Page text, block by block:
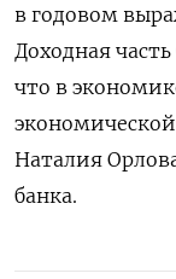
в годовом
Доходная
что в
Наталия
банка.